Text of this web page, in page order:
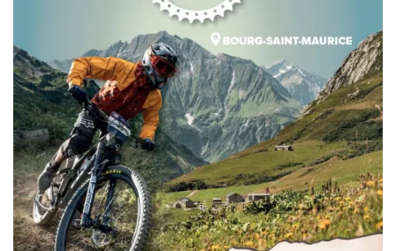
XC Rando - VTTAE
XCO
Constructeurs-Shapers
Derniers commentaires